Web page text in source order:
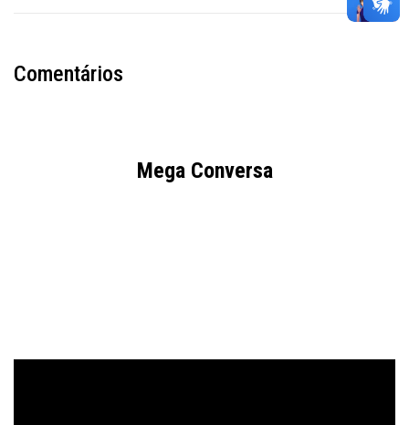
Comentários
Mega Conversa